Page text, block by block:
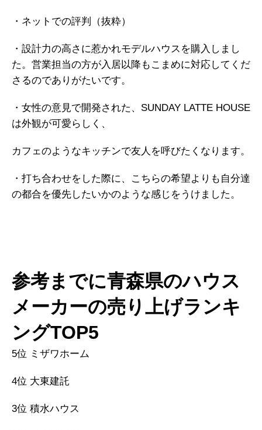
・ネットでの評判（抜粋）
・設計力の高さに惹かれモデルハウスを購入しまし
た。営業担当の方が入居以降もこまめに対応してくだ
さるのでありがたいです。
・女性の意見で開発された、SUNDAY LATTE HOUSE
は外観が可愛らしく、
カフェのようなキッチンで友人を呼びたくなります。
・打ち合わせをした際に、こちらの希望よりも自分達
の都合を優先したいかのような感じをうけました。
参考までに青森県のハウス
メーカーの売り上げランキ
ングTOP5
5位 ミザワホーム
4位 大東建託
3位 積水ハウス